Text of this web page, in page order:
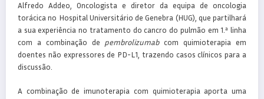
Alfredo Addeo, Oncologista e diretor da equipa de oncologia
torácica no Hospital Universitário de Genebra (HUG), que partilhará
a sua experiência no tratamento do cancro do pulmão em 1.ª linha
com a combinação de pembrolizumabcom quimioterapia em
doentes não expressores de PD-L1, trazendo casos clínicos para a
discussão.
A combinação de imunoterapia com quimioterapia aporta uma